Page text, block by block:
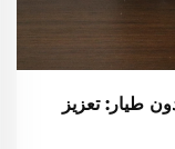
بدون طيار: تعزيز